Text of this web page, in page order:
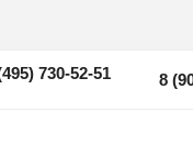
730-52-51 8